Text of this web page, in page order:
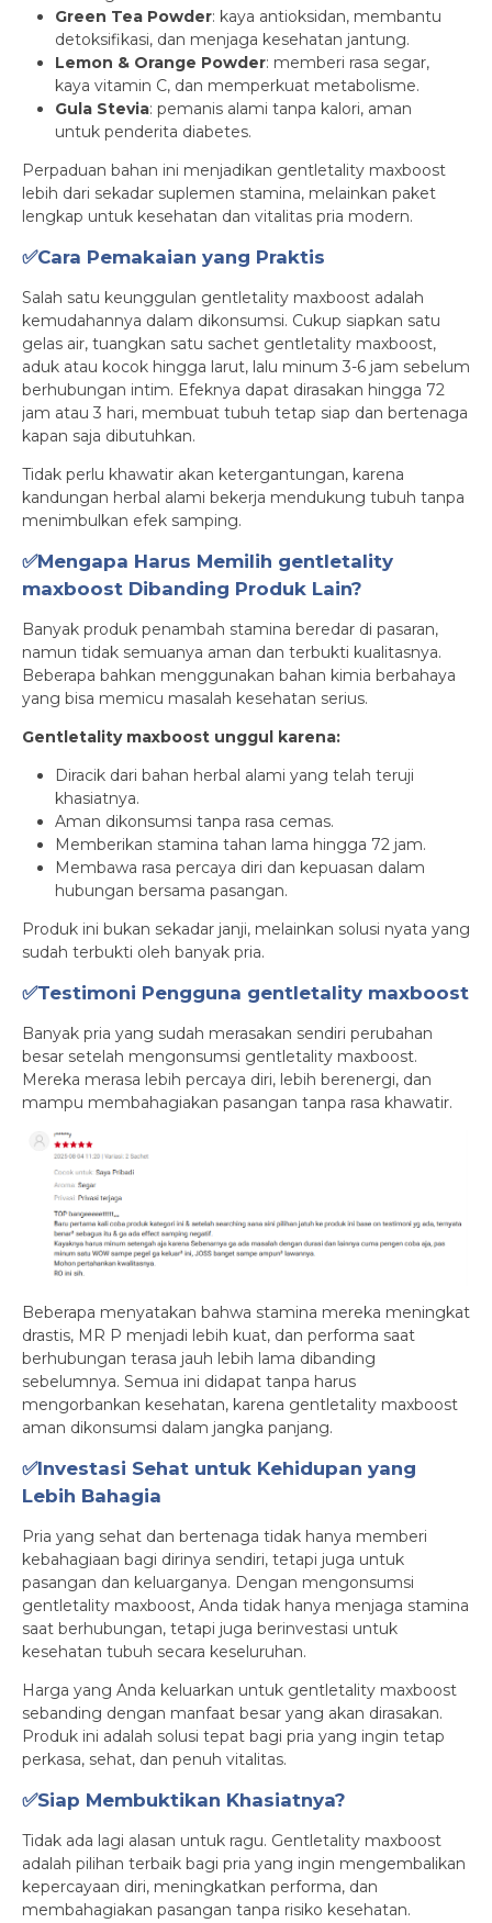
Green Tea Powder: kaya antioksidan, membantu
detoksifikasi, dan menjaga kesehatan jantung.
Lemon & Orange Powder: memberi rasa segar,
kaya vitamin C, dan memperkuat metabolisme.
Gula Stevia: pemanis alami tanpa kalori, aman
untuk penderita diabetes.
Perpaduan bahan ini menjadikan gentletality maxboost
lebih dari sekadar suplemen stamina, melainkan paket
lengkap untuk kesehatan dan vitalitas pria modern.
✅Cara Pemakaian yang Praktis
Salah satu keunggulan gentletality maxboost adalah
kemudahannya dalam dikonsumsi. Cukup siapkan satu
gelas air, tuangkan satu sachet gentletality maxboost,
aduk atau kocok hingga larut, lalu minum 3-6 jam sebelum
berhubungan intim. Efeknya dapat dirasakan hingga 72
jam atau 3 hari, membuat tubuh tetap siap dan bertenaga
kapan saja dibutuhkan.
Tidak perlu khawatir akan ketergantungan, karena
kandungan herbal alami bekerja mendukung tubuh tanpa
menimbulkan efek samping.
✅Mengapa Harus Memilih gentletality
maxboost Dibanding Produk Lain?
Banyak produk penambah stamina beredar di pasaran,
namun tidak semuanya aman dan terbukti kualitasnya.
Beberapa bahkan menggunakan bahan kimia berbahaya
yang bisa memicu masalah kesehatan serius.
Gentletality maxboost unggul karena:
Diracik dari bahan herbal alami yang telah teruji
khasiatnya.
Aman dikonsumsi tanpa rasa cemas.
Memberikan stamina tahan lama hingga 72 jam.
Membawa rasa percaya diri dan kepuasan dalam
hubungan bersama pasangan.
Produk ini bukan sekadar janji, melainkan solusi nyata yang
sudah terbukti oleh banyak pria.
✅Testimoni Pengguna gentletality maxboost
Banyak pria yang sudah merasakan sendiri perubahan
besar setelah mengonsumsi gentletality maxboost.
Mereka merasa lebih percaya diri, lebih berenergi, dan
mampu membahagiakan pasangan tanpa rasa khawatir.
Beberapa menyatakan bahwa stamina mereka meningkat
drastis, MR P menjadi lebih kuat, dan performa saat
berhubungan terasa jauh lebih lama dibanding
sebelumnya. Semua ini didapat tanpa harus
mengorbankan kesehatan, karena gentletality maxboost
aman dikonsumsi dalam jangka panjang.
✅Investasi Sehat untuk Kehidupan yang
Lebih Bahagia
Pria yang sehat dan bertenaga tidak hanya memberi
kebahagiaan bagi dirinya sendiri, tetapi juga untuk
pasangan dan keluarganya. Dengan mengonsumsi
gentletality maxboost, Anda tidak hanya menjaga stamina
saat berhubungan, tetapi juga berinvestasi untuk
kesehatan tubuh secara keseluruhan.
Harga yang Anda keluarkan untuk gentletality maxboost
sebanding dengan manfaat besar yang akan dirasakan.
Produk ini adalah solusi tepat bagi pria yang ingin tetap
perkasa, sehat, dan penuh vitalitas.
✅Siap Membuktikan Khasiatnya?
Tidak ada lagi alasan untuk ragu. Gentletality maxboost
adalah pilihan terbaik bagi pria yang ingin mengembalikan
kepercayaan diri, meningkatkan performa, dan
membahagiakan pasangan tanpa risiko kesehatan.